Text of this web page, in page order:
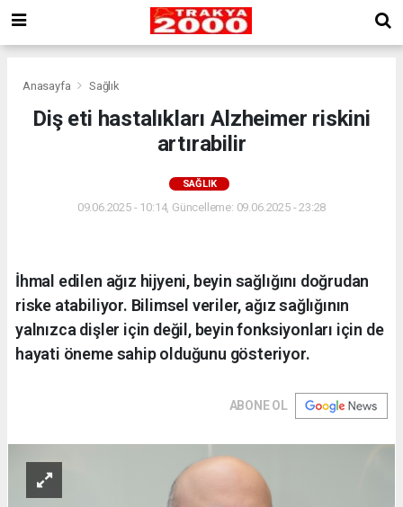
Anasayfa Sağlık
Diş eti hastalıkları Alzheimer riskini
artırabilir
SAĞLIK
09.06.2025 - 10:14, Güncelleme: 09.06.2025 - 23:28
İhmal edilen ağız hijyeni, beyin sağlığını doğrudan
riske atabiliyor. Bilimsel veriler, ağız sağlığının
yalnızca dişler için değil, beyin fonksiyonları için de
hayati öneme sahip olduğunu gösteriyor.
ABONE OL